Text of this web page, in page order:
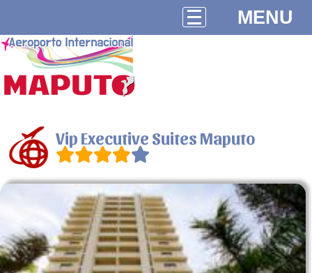
MENU
Vip Executive Suites Maputo